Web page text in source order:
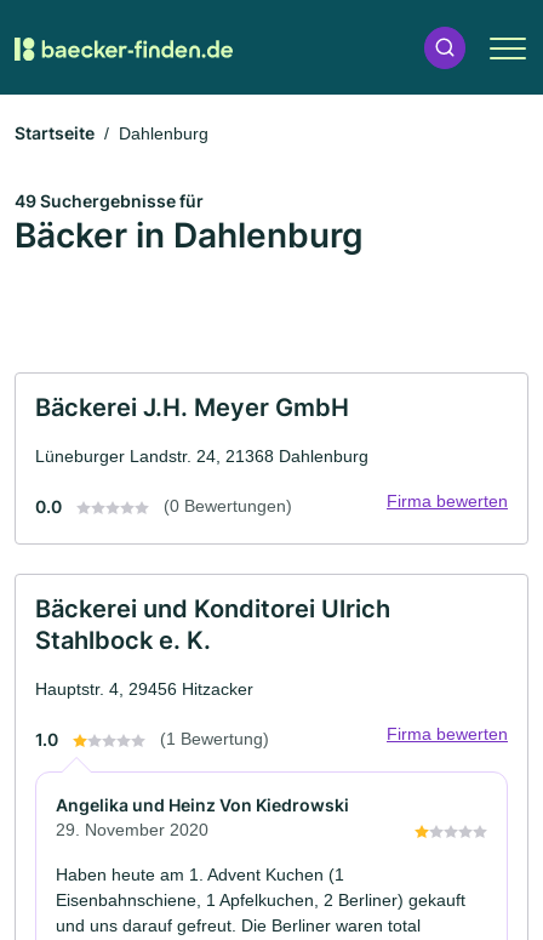
Startseite Dahlenburg
49 Suchergebnisse für
Bäcker in Dahlenburg
Bäckerei J.H. Meyer GmbH
Lüneburger Landstr. 24, 21368 Dahlenburg
0.0 (0 Bewertungen) Firma bewerten
Bäckerei und Konditorei Ulrich
Stahlbock e. K.
Hauptstr. 4, 29456 Hitzacker
1.0 (1 Bewertung) Firma bewerten
Angelika und Heinz Von Kiedrowski
29. November 2020
Haben heute am 1. Advent Kuchen (1
Eisenbahnschiene, 1 Apfelkuchen, 2 Berliner) gekauft
und uns darauf gefreut. Die Berliner waren total